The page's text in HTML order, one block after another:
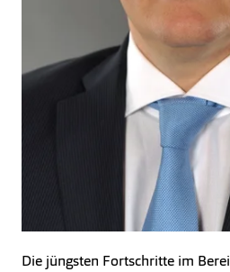
Die jüngsten Fortschritte im